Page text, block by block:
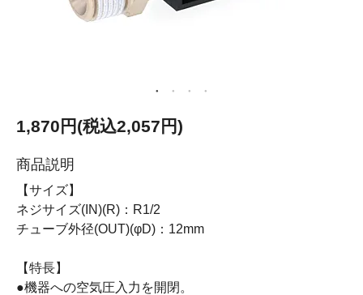
1,870円(税込2,057円)
商品説明
【サイズ】
ネジサイズ(IN)(R)：R1/2
チューブ外径(OUT)(φD)：12mm
【特長】
●機器への空気圧入力を開閉。